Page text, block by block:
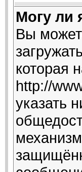
Могу ли
Вы
которая
http://
указать